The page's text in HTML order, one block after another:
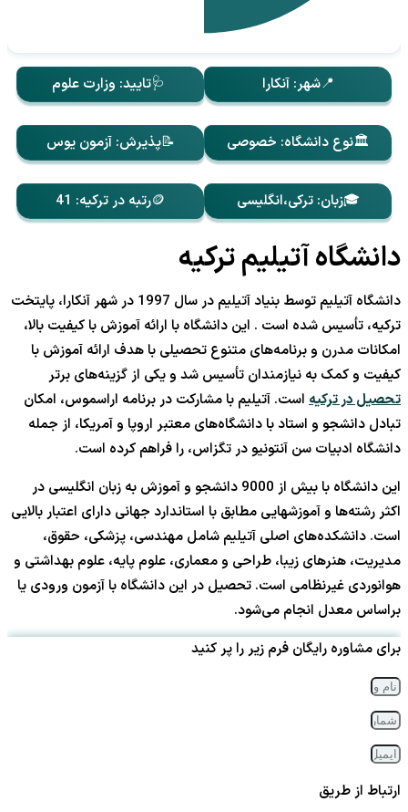
📍شهر: آنکارا 🩺تایید: وزارت علوم
🏛️نوع دانشگاه: خصوصی 📝پذیرش: آزمون یوس
🎓زبان: ترکی،انگلیسی 🪙رتبه در ترکیه: 41
دانشگاه آتیلیم ترکیه
دانشگاه آتیلیم توسط بنیاد آتیلیم در سال 1997 در شهر آنکارا، پایتخت
ترکیه، تأسیس شده است . این دانشگاه با ارائه آموزش با کیفیت بالا،
امکانات مدرن و برنامه‌های متنوع تحصیلی با هدف ارائه آموزش با
کیفیت و کمک به نیازمندان تأسیس شد و یکی از گزینه‌‎های برتر
تحصیل در ترکیه است. آتیلیم با مشارکت در برنامه اراسموس، امکان
تبادل دانشجو و استاد با دانشگاه‌های معتبر اروپا و آمریکا، از جمله
دانشگاه ادبیات سن آنتونیو در تگزاس، را فراهم کرده است.
این دانشگاه با بیش از 9000 دانشجو و آموزش به زبان انگلیسی در
اکثر رشته‌ها و آموزشهایی مطابق با استاندارد جهانی دارای اعتبار بالایی
است. دانشکده‌های اصلی آتیلیم شامل مهندسی، پزشکی، حقوق،
مدیریت، هنرهای زیبا، طراحی و معماری، علوم پایه، علوم بهداشتی و
هوانوردی غیرنظامی است. تحصیل در این دانشگاه با آزمون ورودی یا
براساس معدل انجام می‌شود.
برای مشاوره رایگان فرم زیر را پر کنید
ارتباط از طریق